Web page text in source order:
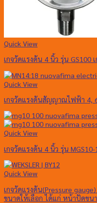
Quick View
เกจวัดแรงดัน 4 นิ้ว รุ่น GS100
Quick View
เกจวัดแรงดันสัญญาณไฟฟ้า 4,
Quick View
เกจวัดแรงดัน 4 นิ้ว รุ่น
Quick View
เกจวัดแรงดัน(Pressure
ขนาดให้เลือก ได้แก่ หน้าปัดขน